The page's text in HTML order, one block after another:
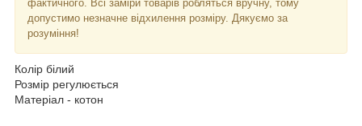
фактичного. Всі заміри товарів робляться вручну, тому
допустимо незначне відхилення розміру. Дякуємо за
розуміння!
Колір білий
Розмір регулюється
Матеріал - котон